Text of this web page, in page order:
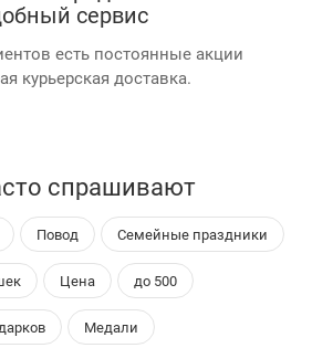
сервис
есть постоянные акции
курьерская доставка.
спрашивают
Повод Семейные праздники
Цена до 500
Медали